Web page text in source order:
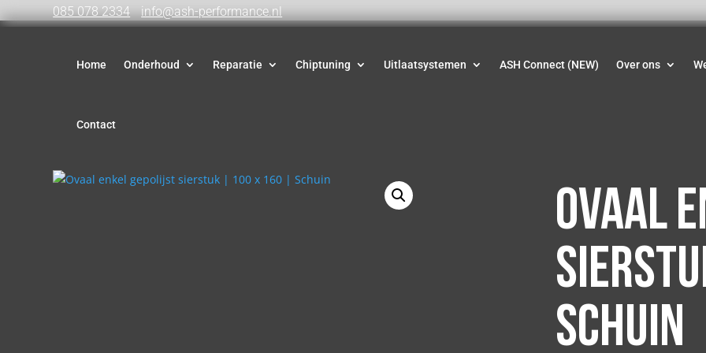
085 078 2334 info@ash-performance.nl
Home Onderhoud Reparatie Chiptuning Uitlaatsystemen ASH Connect (NEW) Over ons
Contact
Ovaal
Schuin